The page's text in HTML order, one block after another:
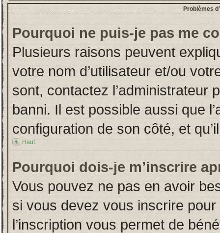
Problèmes
Pourquoi ne puis-je pas me
Plusieurs raisons peuvent
votre nom d’utilisateur et/ou
sont, contactez l’administrateur
banni. Il est possible aussi que
configuration de son côté, et
Haut
Pourquoi dois-je m’inscrire
Vous pouvez ne pas en avoir
si vous devez vous inscrire
l’inscription vous permet de